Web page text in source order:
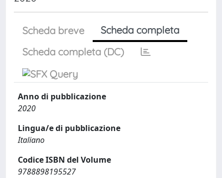
Scheda breve
Scheda completa
Scheda completa (DC)
Anno di pubblicazione
2020
Lingua/e di pubblicazione
Italiano
Codice ISBN del Volume
9788898195527